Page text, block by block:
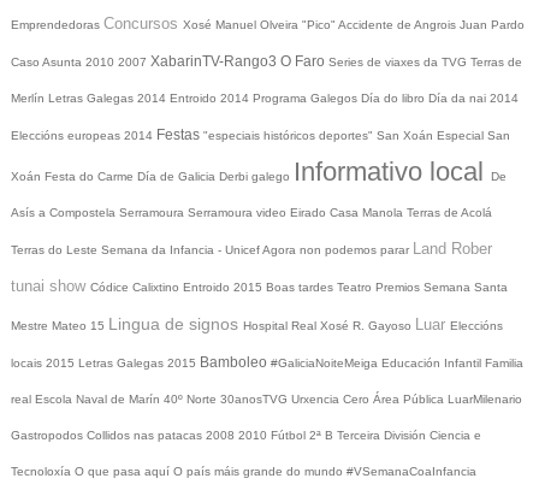
Emprendedoras Concursos Xosé Manuel Olveira "Pico" Accidente de Angrois Juan Pardo
Caso Asunta 2010 2007 XabarinTV-Rango3 O Faro Series de viaxes da TVG Terras de
Merlín Letras Galegas 2014 Entroido 2014 Programa Galegos Día do libro Día da nai 2014
Eleccións europeas 2014 Festas "especiais históricos deportes" San Xoán Especial San
Xoán Festa do Carme Día de Galicia Derbi galego Informativo local De
Asís a Compostela Serramoura Serramoura video Eirado Casa Manola Terras de Acolá
Terras do Leste Semana da Infancia - UnicefAgora non podemos parar Land Rober
tunai show Códice Calixtino Entroido 2015 Boas tardes Teatro Premios Semana Santa
Mestre Mateo 15 Lingua de signos Hospital Real Xosé R. Gayoso Luar Eleccións
locais 2015 Letras Galegas 2015 Bamboleo #GaliciaNoiteMeiga Educación Infantil Familia
real Escola Naval de Marín 40º Norte 30anosTVG Urxencia Cero Área Pública LuarMilenario
Gastropodos Collidos nas patacas 2008 2010 Fútbol 2ª B Terceira División Ciencia e
Tecnoloxía O que pasa aquí O país máis grande do mundo #VSemanaCoaInfancia